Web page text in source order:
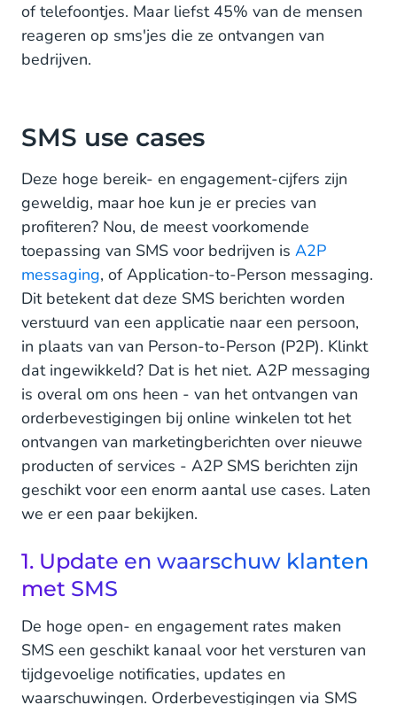
of telefoontjes. Maar liefst 45% van de mensen
reageren op sms'jes die ze ontvangen van
bedrijven.
SMS use cases
Deze hoge bereik- en engagement-cijfers zijn
geweldig, maar hoe kun je er precies van
profiteren? Nou, de meest voorkomende
toepassing van SMS voor bedrijven is A2P
messaging, of Application-to-Person messaging.
Dit betekent dat deze SMS berichten worden
verstuurd van een applicatie naar een persoon,
in plaats van van Person-to-Person (P2P). Klinkt
dat ingewikkeld? Dat is het niet. A2P messaging
is overal om ons heen - van het ontvangen van
orderbevestigingen bij online winkelen tot het
ontvangen van marketingberichten over nieuwe
producten of services - A2P SMS berichten zijn
geschikt voor een enorm aantal use cases. Laten
we er een paar bekijken.
1. Update en waarschuw klanten
met SMS
De hoge open- en engagement rates maken
SMS een geschikt kanaal voor het versturen van
tijdgevoelige notificaties, updates en
waarschuwingen. Orderbevestigingen via SMS